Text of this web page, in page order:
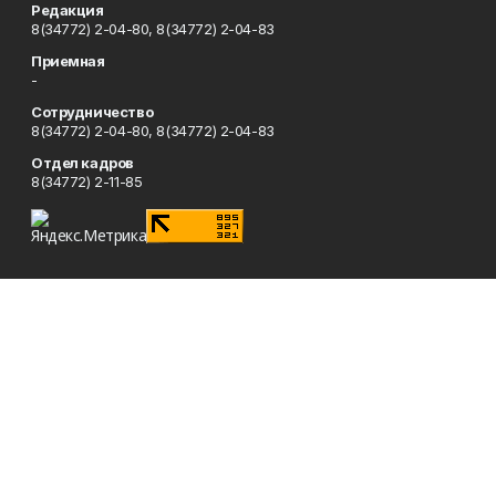
Редакция
8(34772) 2-04-80, 8(34772) 2-04-83
Приемная
-
Сотрудничество
8(34772) 2-04-80, 8(34772) 2-04-83
Отдел кадров
8(34772) 2-11-85